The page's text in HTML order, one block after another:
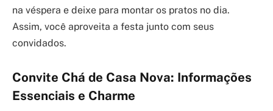
na véspera e deixe para montar os pratos no dia.
Assim, você aproveita a festa junto com seus
convidados.
Convite Chá de Casa Nova: Informações
Essenciais e Charme